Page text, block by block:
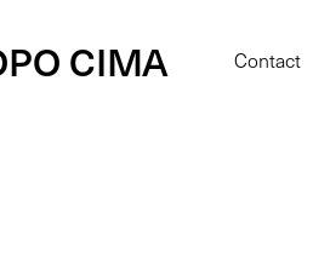
CIMA Contact